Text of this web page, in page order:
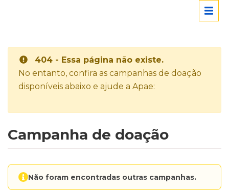
404 - Essa página não existe.
No entanto, confira as campanhas de doação
disponíveis abaixo e ajude a Apae:
Campanha de doação
Não foram encontradas outras campanhas.